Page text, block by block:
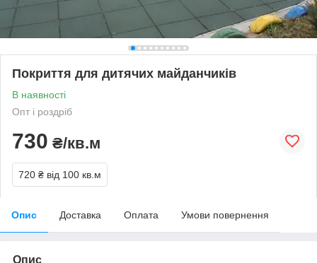
Покриття для дитячих майданчиків
В наявності
Опт і роздріб
730 ₴/кв.м
720 ₴ від 100 кв.м
Опис Доставка Оплата Умови повернення
Опис